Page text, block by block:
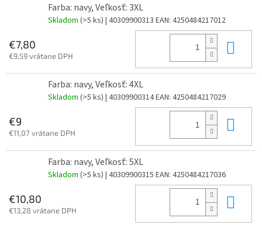
Farba: navy, Veľkosť: 3XL
Skladom (>5 ks) | 40309900313 EAN: 4250484217012
€7,80
€9,59 vrátane DPH
Farba: navy, Veľkosť: 4XL
Skladom (>5 ks) | 40309900314EAN: 4250484217029
€9
€11,07 vrátane DPH
Farba: navy, Veľkosť: 5XL
Skladom (>5 ks) | 40309900315 EAN: 4250484217036
€10,80
€13,28 vrátane DPH